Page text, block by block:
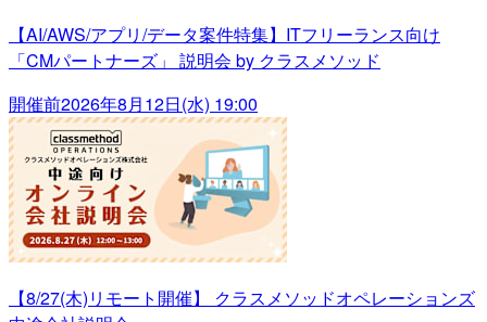
【AI/AWS/アプリ/データ案件特集】ITフリーランス向け
「CMパートナーズ」 説明会 by クラスメソッド
開催前2026年8月12日(水) 19:00
【8/27(木)リモート開催】 クラスメソッドオペレーションズ